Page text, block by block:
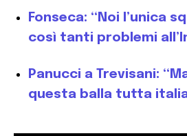
Fonseca: “Noi l’unica
così tanti problemi
Panucci a Trevisani:
questa balla tutta